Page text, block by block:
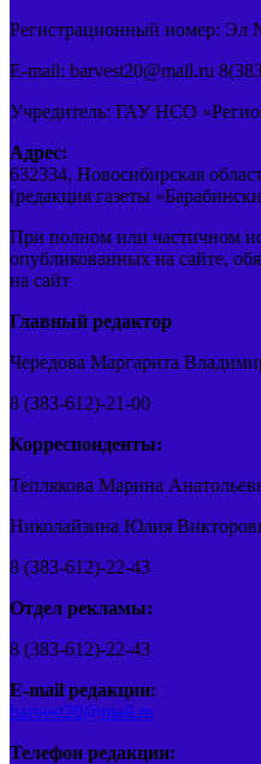
Регистрационный номер:
E-mail: barvest20@mail.ru
Учредитель: ГАУ НСО
Адрес:
632334, Новосибирская
(редакция газеты
При полном или частичном
опубликованных на сайте,
на сайт
Главный редактор
Чередова Маргарита
8 (383-612)-21-00
Корреспонденты:
Теплякова Марина
Николайзина Юлия
8 (383-612)-22-43
Отдел рекламы:
8 (383-612)-22-43
E-mail редакции:
barvest20@mail.ru
Телефон редакции: